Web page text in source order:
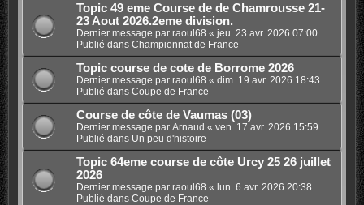
Topic 49 eme Course de de Chamrousse 21-
23 Aout 2026.2eme division.
Dernier message par raoul68 « jeu. 23 avr. 2026 07:00
Publié dans Championnat de France
Topic course de cote de Borrome 2026
Dernier message par raoul68 « dim. 19 avr. 2026 18:43
Publié dans Coupe de France
Course de côte de Vaumas (03)
Dernier message par Arnaud « ven. 17 avr. 2026 15:59
Publié dans Un peu d'histoire
Topic 64eme course de côte Urcy 25 26 juillet
2026
Dernier message par raoul68 « lun. 6 avr. 2026 20:38
Publié dans Coupe de France